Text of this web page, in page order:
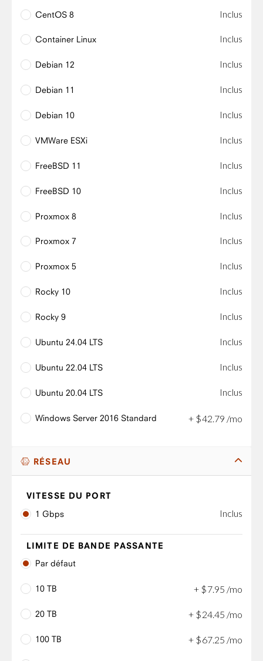
CentOS 8 Inclus
Container Linux Inclus
Debian 12 Inclus
Debian 11 Inclus
Debian 10 Inclus
VMWare ESXi Inclus
FreeBSD 11 Inclus
FreeBSD 10 Inclus
Proxmox 8 Inclus
Proxmox 7 Inclus
Proxmox 5 Inclus
Rocky 10 Inclus
Rocky 9 Inclus
Ubuntu 24.04 LTS Inclus
Ubuntu 22.04 LTS Inclus
Ubuntu 20.04 LTS Inclus
Windows Server 2016 Standard + $42 79 /mo
RÉSEAU
VITESSE DU PORT
1 Gbps
Inclus
LIMITE DE BANDE PASSANTE
Par défaut
10 TB + $7.95 /mo
20 TB + $24.45 /mo
100 TB + $67.25 /mo